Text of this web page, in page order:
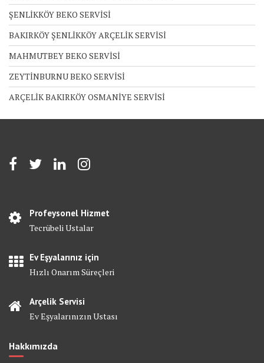
ŞENLİKKÖY BEKO SERVİSİ
BAKIRKÖY ŞENLİKKÖY ARÇELİK SERVİSİ
MAHMUTBEY BEKO SERVİSİ
ZEYTİNBURNU BEKO SERVİSİ
ARÇELİK BAKIRKÖY OSMANİYE SERVİSİ
Profeysonel Hizmet
Tecrübeli Ustalar
Ev Eşyalarınız için
Hızlı Onarım Süreçleri
Arçelik Servisi
Ev Eşyalarınızın Ustası
Hakkımızda